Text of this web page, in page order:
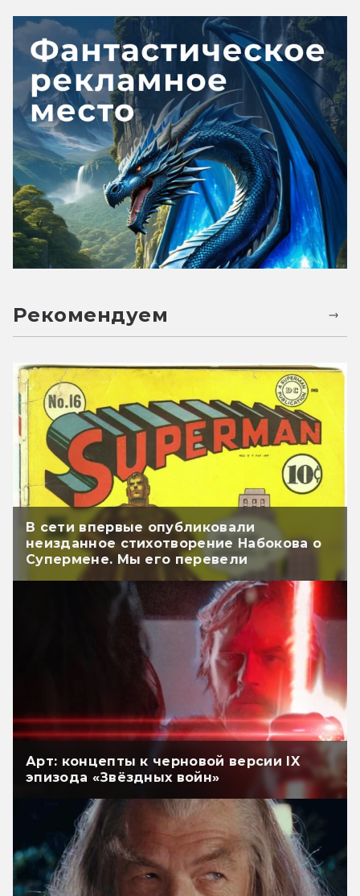
Рекомендуем
В сети впервые опубликовали
неизданное стихотворение Набокова о
Супермене. Мы его перевели
Арт: концепты к черновой версии IX
эпизода «Звёздных войн»